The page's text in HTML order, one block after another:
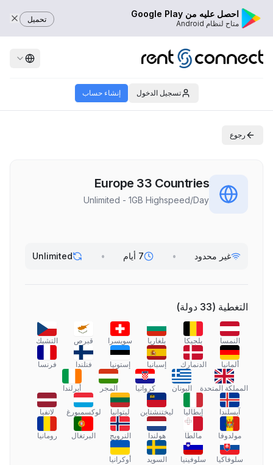
احصل عليه من Google Play
متاح لنظام Android تحميل
تسجيل الدخول إنشاء حساب
رجوع
Europe 33 Countries
Unlimited - 1GB Highspeed/Day
غير محدود • 7 أيام •
Unlimited
التغطية (
33 دولة)
النمسا بلجيكا بلغاريا سويسرا قبرص التشيك
ألمانيا الدنمارك إسبانيا إستونيا فنلندا فرنسا
المملكة المتحدة اليونان كرواتيا المجر أيرلندا
آيسلندا إيطاليا ليختنشتاين ليتوانيا لوكسمبورغ لاتفيا
مولدوفا مالطا هولندا النرويج البرتغال رومانيا
سلوفاكيا سلوفينيا السويد أوكرانيا